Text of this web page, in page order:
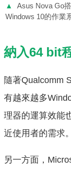
▲
Asus Nova Go
Windows 10的作業
納入64 bit
隨著Qualcomm
有越來越多
理器的運算效能
近使用者的需求。
另一方面，